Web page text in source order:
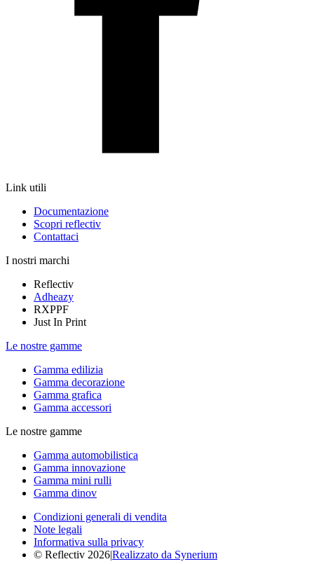
Link utili
Documentazione
Scopri reflectiv
Contattaci
I nostri marchi
Reflectiv
Adheazy
RXPPF
Just In Print
Le nostre gamme
Gamma edilizia
Gamma decorazione
Gamma grafica
Gamma accessori
Le nostre gamme
Gamma automobilistica
Gamma innovazione
Gamma mini rulli
Gamma dinov
Condizioni generali di vendita
Note legali
Informativa sulla privacy
© Reflectiv 2026|Realizzato da Synerium